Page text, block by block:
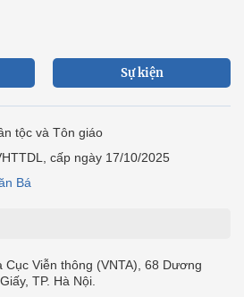
Sự kiện
tộc và Tôn giáo
cấp ngày 17/10/2025
Bá
Viễn thông (VNTA), 68 Dương
TP. Hà Nội.